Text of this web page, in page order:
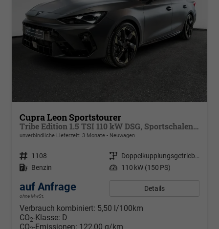
Cupra Leon Sportstourer
Tribe Edition 1.5 TSI 110 kW DSG, Sportschalensitze beheizbar, elektrisch einstellbar, DCC Fahrwerk, 19 Zoll Alufelgen ,Cupra Seitenschweller, Klimaautomatik 3 Zonen,
unverbindliche Lieferzeit: 3 Monate Neuwagen
Fahrzeugnr. 1108 Getriebe
Doppelkupplungsgetriebe (DSG)
Kraftstoff Benzin Leistung 110 kW (150 PS)
auf Anfrage
ohne MwSt.
Details
Verbrauch kombiniert: 5,50 l/100km
CO2-Klasse: D
CO -Emissionen: 122,00 g/km